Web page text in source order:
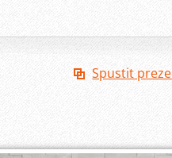
Spustit